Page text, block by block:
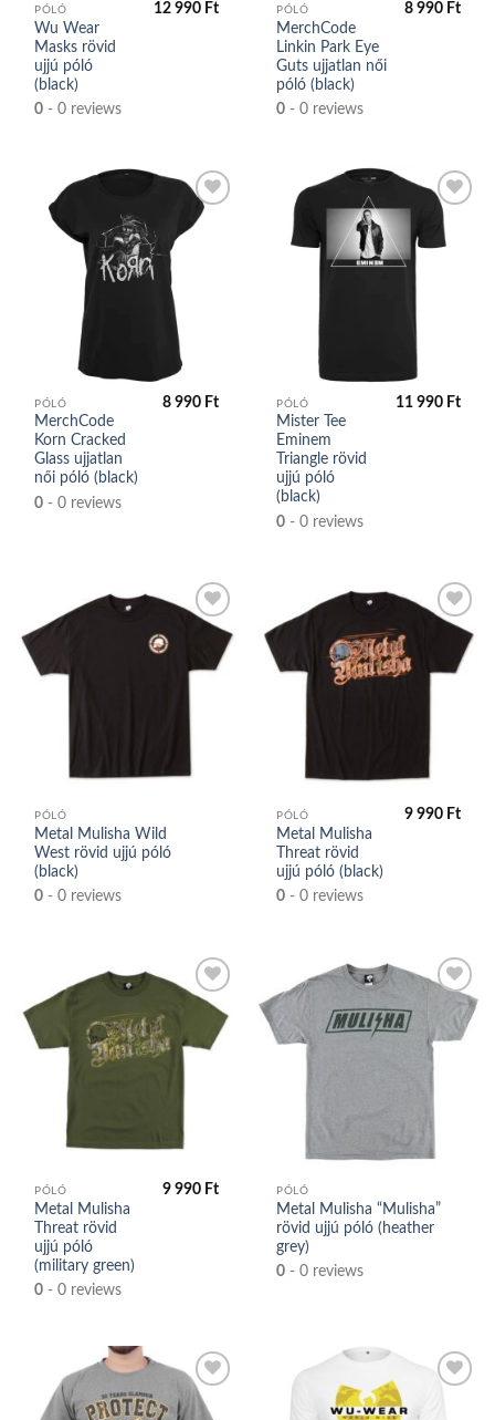
PÓLÓ
Wu Wear
Masks rövid
ujjú póló
(black)
0 - 0 reviews
12 990 Ft PÓLÓ
MerchCode
Linkin Park Eye
Guts ujjatlan női
póló (black)
0 - 0 reviews
8 990 Ft
Kedvencek
PÓLÓ
MerchCode
Korn Cracked
Glass ujjatlan
női póló (black)
0 - 0 reviews
8 990 Ft PÓLÓ
Mister Tee
Eminem
Triangle rövid
ujjú póló
(black)
0 - 0 reviews
11 990 Ft
PÓLÓ
Metal Mulisha Wild
West rövid ujjú póló
(black)
0 - 0 reviews
PÓLÓ
Metal Mulisha
Threat rövid
ujjú póló (black)
0 - 0 reviews
9 990 Ft
PÓLÓ
Metal Mulisha
Threat rövid
ujjú póló
(military green)
0 - 0 reviews
9 990 Ft PÓLÓ
Metal Mulisha “Mulisha”
rövid ujjú póló (heather
grey)
0 - 0 reviews